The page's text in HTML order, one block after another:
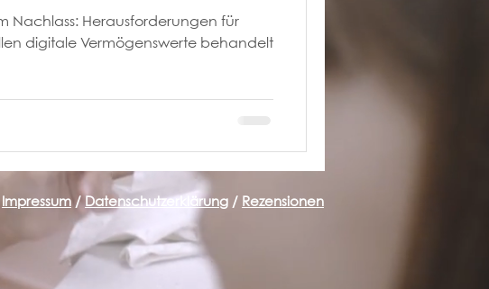
Nachlass: Herausforderungen für
digitale Vermögenswerte behandelt
Impressum / Datenschutzerklärung / Rezensionen